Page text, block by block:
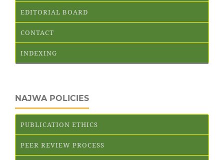
EDITORIAL BOARD
CONTACT
INDEXING
NAJWA POLICIES
PUBLICATION ETHICS
PEER REVIEW PROCESS